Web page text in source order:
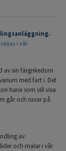
i vår
av sin färgrikedom
med fart i. Det
hane som vill visa
går och ruvar på
av
och malar i vår